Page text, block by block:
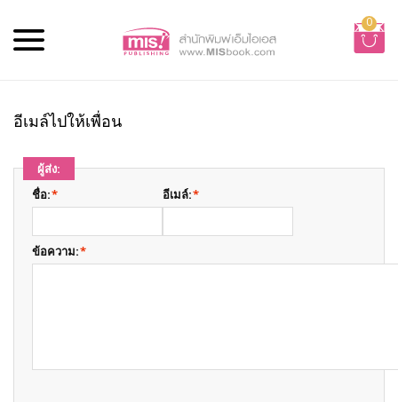
0
อีเมล์ไปให้เพื่อน
ผู้ส่ง:
*
ชื่อ: *
อีเมล์:
*
ข้อความ: